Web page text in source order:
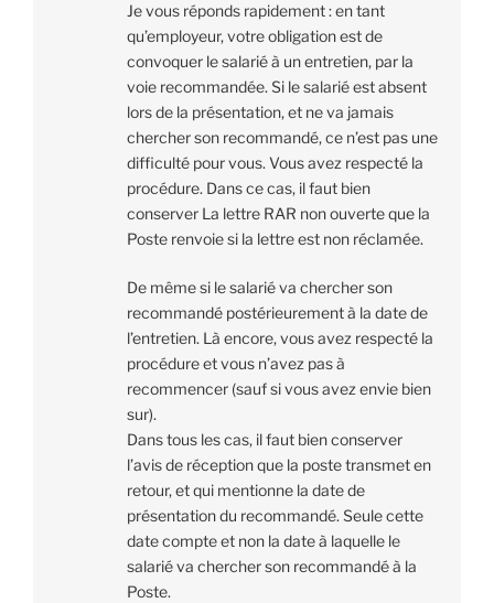
Je vous réponds rapidement : en tant
qu’employeur, votre obligation est de
convoquer le salarié à un entretien, par la
voie recommandée. Si le salarié est absent
lors de la présentation, et ne va jamais
chercher son recommandé, ce n’est pas une
difficulté pour vous. Vous avez respecté la
procédure. Dans ce cas, il faut bien
conserver La lettre RAR non ouverte que la
Poste renvoie si la lettre est non réclamée.
De même si le salarié va chercher son
recommandé postérieurement à la date de
l’entretien. Là encore, vous avez respecté la
procédure et vous n’avez pas à
recommencer (sauf si vous avez envie bien
sur).
Dans tous les cas, il faut bien conserver
l’avis de réception que la poste transmet en
retour, et qui mentionne la date de
présentation du recommandé. Seule cette
date compte et non la date à laquelle le
salarié va chercher son recommandé à la
Poste.